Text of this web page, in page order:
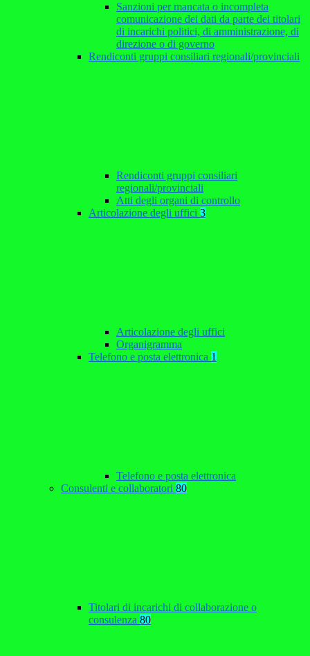
Sanzioni per mancata o incompleta
comunicazione dei dati da parte dei titolari
di incarichi politici, di amministrazione, di
direzione o di governo
Rendiconti gruppi consiliari regionali/provinciali
Rendiconti gruppi consiliari
regionali/provinciali
Atti degli organi di controllo
Articolazione degli uffici 3
Articolazione degli uffici
Organigramma
Telefono e posta elettronica 1
Telefono e posta elettronica
Consulenti e collaboratori 80
Titolari di incarichi di collaborazione o
consulenza 80